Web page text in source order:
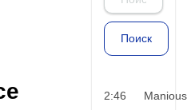
2:46
Manious